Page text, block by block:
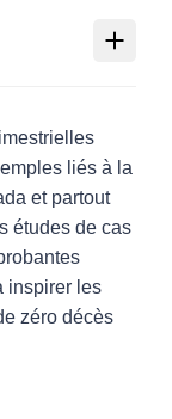
liés à la
et partout
études de cas
inspirer les
zéro décès